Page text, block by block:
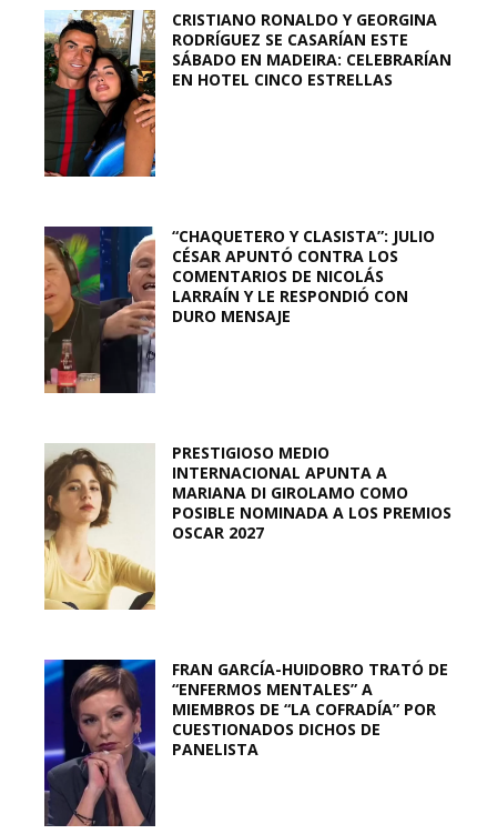
CRISTIANO RONALDO Y GEORGINA
RODRÍGUEZ SE CASARÍAN ESTE
SÁBADO EN MADEIRA: CELEBRARÍAN
EN HOTEL CINCO ESTRELLAS
“CHAQUETERO Y CLASISTA”: JULIO
CÉSAR APUNTÓ CONTRA LOS
COMENTARIOS DE NICOLÁS
LARRAÍN Y LE RESPONDIÓ CON
DURO MENSAJE
PRESTIGIOSO MEDIO
INTERNACIONAL APUNTA A
MARIANA DI GIROLAMO COMO
POSIBLE NOMINADA A LOS PREMIOS
OSCAR 2027
FRAN GARCÍA-HUIDOBRO TRATÓ DE
“ENFERMOS MENTALES” A
MIEMBROS DE “LA COFRADÍA” POR
CUESTIONADOS DICHOS DE
PANELISTA